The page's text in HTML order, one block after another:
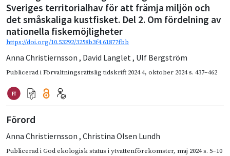
Sveriges territorialhav för att främja miljön och
det småskaliga kustfisket. Del 2. Om fördelning av
nationella fiskemöjligheter
https://doi.org/10.53292/3258b3f4.61877fbb
Anna Christiernsson , David Langlet, Ulf Bergström
Publicerad iFörvaltningsrättslig tidskrift 2024 4, oktober 2024s. 437–462
Förord
Anna Christiernsson , Christina Olsen Lundh
Publicerad iGod ekologisk status i ytvattenförekomster, maj 2024s. 5–10